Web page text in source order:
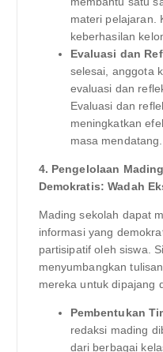
materi pelajaran.
keberhasilan
Evaluasi dan
selesai, anggota
evaluasi dan
Evaluasi dan
meningkatkan
masa mendatang.
4. Pengelolaan
Demokratis: Wadah
Mading sekolah dapat
informasi yang
partisipatif oleh siswa.
menyumbangkan
mereka untuk dipajang
Pembentukan
redaksi mading
dari berbagai